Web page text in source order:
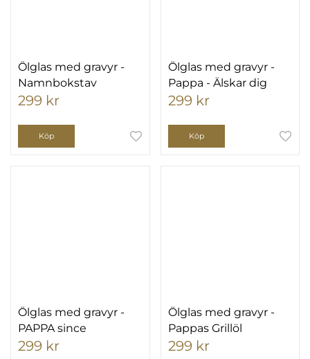
Ölglas med gravyr -
Namnbokstav
299 kr
Köp
Ölglas med gravyr -
Pappa - Älskar dig
299 kr
Köp
Ölglas med gravyr -
PAPPA since
299 kr
Ölglas med gravyr -
Pappas Grillöl
299 kr